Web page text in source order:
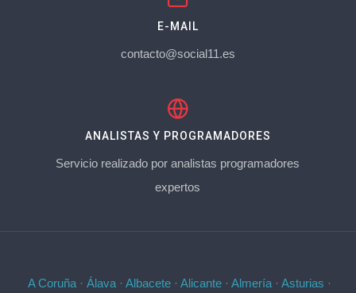
E-MAIL
contacto@social11.es
ANALISTAS Y PROGRAMADORES
Servicio realizado por analistas programadores
expertos
A Coruña· Álava· Albacete· Alicante· Almería· Asturias ·